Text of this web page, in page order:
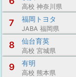
高校 神奈川県
7 福岡トヨタ
JABA 福岡県
8 仙台育英
高校 宮城県
9 有明
高校 熊本県